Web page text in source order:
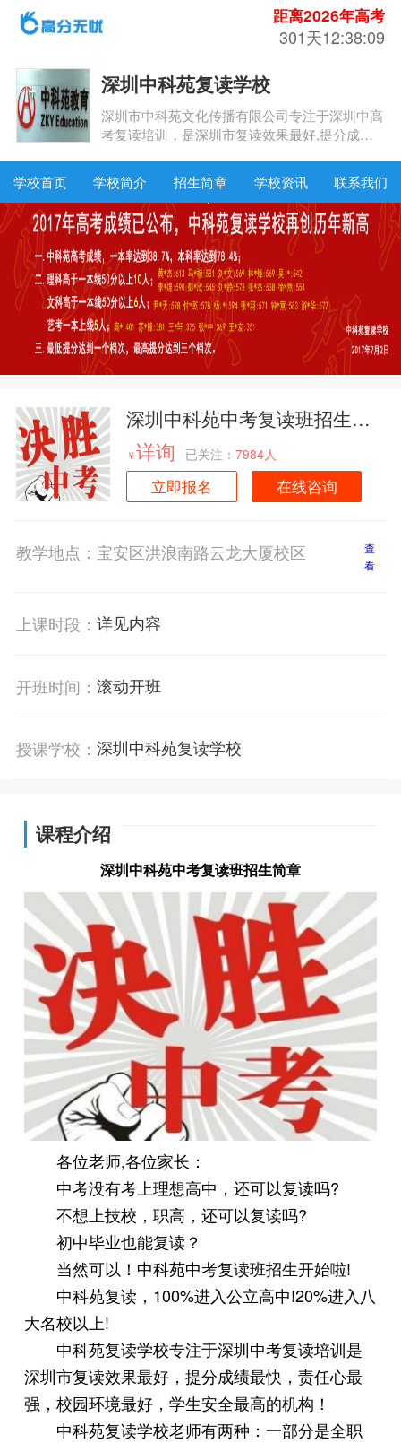
距离2026年高考
301天12:38:08
深圳中科苑复读学校
深圳市中科苑文化传播有限公司专注于深圳中高
考复读培训，是深圳市复读效果最好,提分成绩
构。
学校首页 学校简介 招生简章 学校资讯 联系我们
深圳中科苑中考复读班招生简
章
￥详询 已关注： 7984人
立即报名 在线咨询
教学地点： 宝安区洪浪南路云龙大厦校区
查
看
上课时段： 详见内容
开班时间： 滚动开班
授课学校： 深圳中科苑复读学校
课程介绍
深圳中科苑中考复读班招生简章
各位老师,各位家长：
中考没有考上理想高中，还可以复读吗?
不想上技校，职高，还可以复读吗?
初中毕业也能复读？
当然可以！中科苑中考复读班招生开始啦!
中科苑复读，100%进入公立高中!20%进入八
大名校以上!
中科苑复读学校专注于深圳中考复读培训是
深圳市复读效果最好，提分成绩最快，责任心最
强，校园环境最好，学生安全最高的机构！
中科苑复读学校老师有两种：一部分是全职